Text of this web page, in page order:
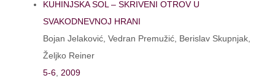
KUHINJSKA SOL – SKRIVENI OTROV U
SVAKODNEVNOJ HRANI
Bojan Jelaković, Vedran Premužić, Berislav Skupnjak,
Željko Reiner
5-6 2009